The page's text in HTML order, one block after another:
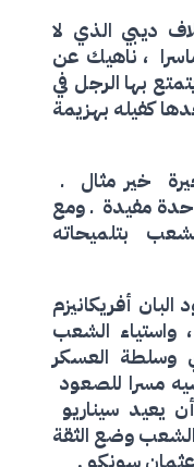
ديبي الذي لا
، ناهيك عن
بها الرجل في
كفيله بهزيمة
خير مثال ـ
مفيدة ـ ومع
بتلميحاته
أفريكانيزم
واستياء الشعب
وسلطة العسكر
مسرا للصعود
سيناريو
الشعب وضع الثقة
سونكو .